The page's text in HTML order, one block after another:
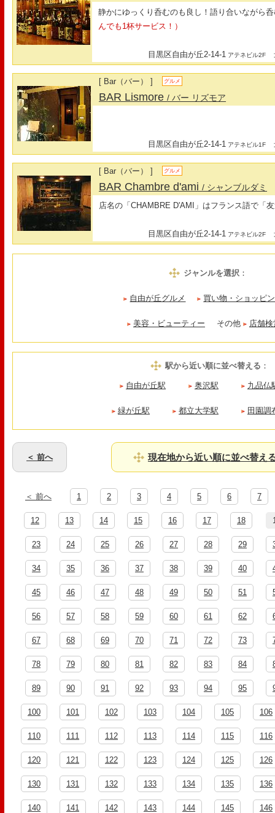
静かにゆっくり呑むのも良し！語り合いながら
んでも1杯サービス！）
目黒区自由が丘2-14-1 アテネビル2F
[ Bar（バー） ] グルメ
BAR Lismore/ バー リズモア
目黒区自由が丘2-14-1 アテネビル1F
[ Bar（バー） ] グルメ
BAR Chambre d'ami/ シャンブルダミ
店名の「CHAMBRE D'AMI」はフランス語で「
目黒区自由が丘2-14-1 アテネビル2F
ジャンルを選択：
自由が丘グルメ 買い物・ショッピ
美容・ビューティー その他 店舗
駅から近い順に並べ替える ：
自由が丘駅 奥沢駅 九品仏
緑が丘駅 都立大学駅 田園調
＜ 前へ 現在地から近い順に並べ替え
＜ 前へ 1 2 3 4 5 6 7
12 13 14 15 16 17 18
23 24 25 26 27 28 29
34 35 36 37 38 39 40
45 46 47 48 49 50 51
56 57 58 59 60 61 62
67 68 69 70 71 72 73
78 79 80 81 82 83 84
89 90 91 92 93 94 95
100 101 102 103 104 105 106
110 111 112 113 114 115 116
120 121 122 123 124 125 126
130 131 132 133 134 135 136
140 141 142 143 144 145 146